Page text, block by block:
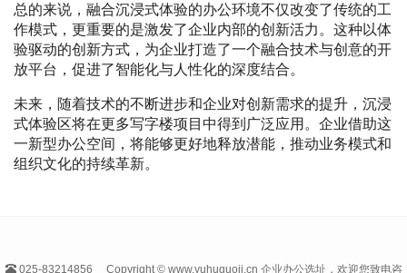
总的来说，融合沉浸式体验的办公环境不仅改变了传统的工
作模式，更重要的是激发了企业内部的创新活力。这种以体
验驱动的创新方式，为企业打造了一个融合技术与创意的开
放平台，促进了智能化与人性化的深度结合。
未来，随着技术的不断进步和企业对创新需求的提升，沉浸
式体验区将在更多写字楼项目中得到广泛应用。企业借助这
一新型办公空间，将能够更好地释放潜能，推动业务模式和
组织文化的持续革新。
025-83214856 Copyright © www.yuhuguoji.cn 企业办公选址，欢迎您致电咨